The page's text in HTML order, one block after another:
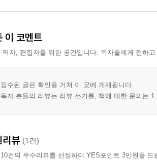
이 코멘트
역자, 편집자를 위한 공간입니다. 독자들에게 전하
접수된 글은 확인을 거쳐 이 곳에 게재됩니다.
독자 분들의 리뷰는 리뷰 쓰기를, 책에 대한 문의는
리뷰 (1건)
건의 우수리뷰를 선정하여 YES포인트 3만원을 드